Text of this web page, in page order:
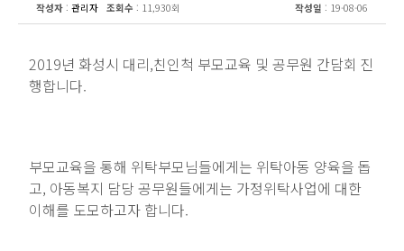
작성자 : 관리자 조회수 : 11,930회 작성일 : 19-08-06
2019년 화성시 대리,친인척 부모교육 및 공무원 간담회 진
행합니다.
부모교육을 통해 위탁부모님들에게는 위탁아동 양육을 돕
고, 아동복지 담당 공무원들에게는 가정위탁사업에 대한
이해를 도모하고자 합니다.